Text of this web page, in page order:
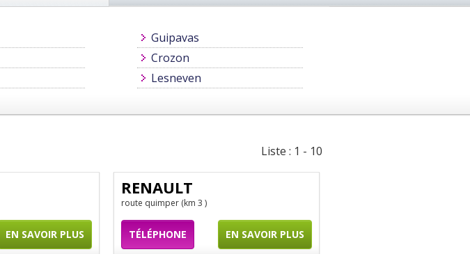
Guipavas
Crozon
Lesneven
Liste : 1 - 10
EN SAVOIR PLUS
RENAULT
route quimper (km 3 )
TÉLÉPHONE EN SAVOIR PLUS